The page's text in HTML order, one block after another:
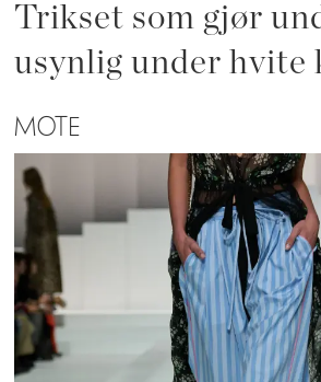
Trikset som gjør
usynlig under
MOTE